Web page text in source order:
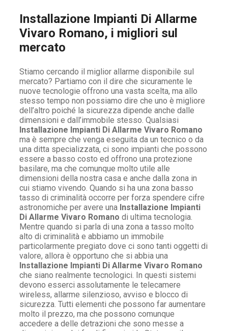
Installazione Impianti Di Allarme
Vivaro Romano, i migliori sul
mercato
Stiamo cercando il miglior allarme disponibile sul
mercato? Partiamo con il dire che sicuramente le
nuove tecnologie offrono una vasta scelta, ma allo
stesso tempo non possiamo dire che uno è migliore
dell’altro poiché la sicurezza dipende anche dalle
dimensioni e dall’immobile stesso. Qualsiasi
Installazione Impianti Di Allarme Vivaro Romano
ma è sempre che venga eseguita da un tecnico o da
una ditta specializzata, ci sono impianti che possono
essere a basso costo ed offrono una protezione
basilare, ma che comunque molto utile alle
dimensioni della nostra casa e anche dalla zona in
cui stiamo vivendo. Quando si ha una zona basso
tasso di criminalità occorre per forza spendere cifre
astronomiche per avere una Installazione Impianti
Di Allarme Vivaro Romano di ultima tecnologia.
Mentre quando si parla di una zona a tasso molto
alto di criminalità e abbiamo un immobile
particolarmente pregiato dove ci sono tanti oggetti di
valore, allora è opportuno che si abbia una
Installazione Impianti Di Allarme Vivaro Romano
che siano realmente tecnologici. In questi sistemi
devono esserci assolutamente le telecamere
wireless, allarme silenzioso, avviso e blocco di
sicurezza. Tutti elementi che possono far aumentare
molto il prezzo, ma che possono comunque
accedere a delle detrazioni che sono messe a